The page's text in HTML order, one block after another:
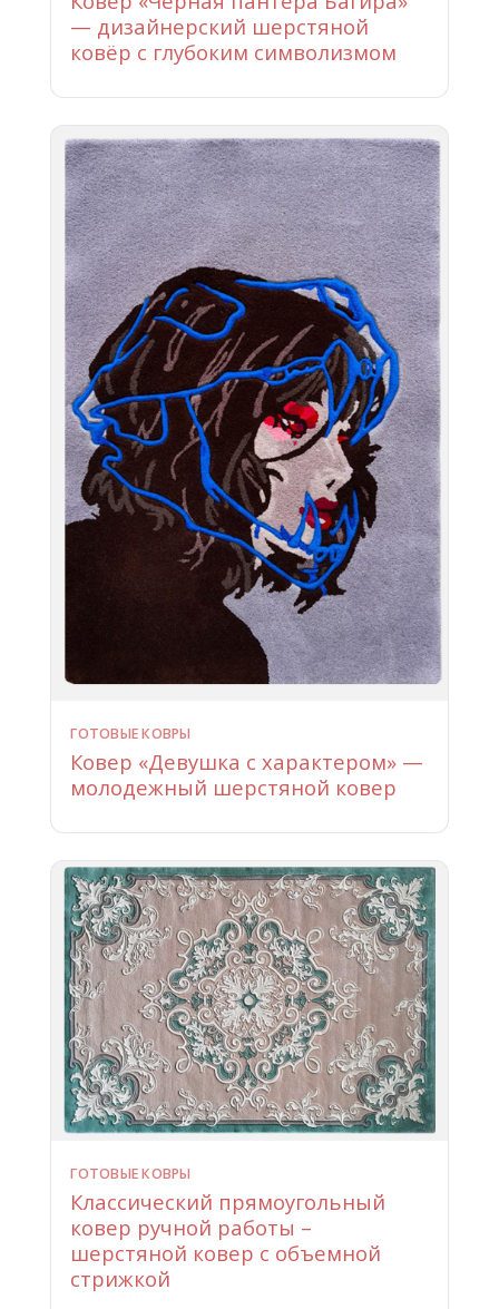
— дизайнерский шерстяной
ковёр с глубоким символизмом
ГОТОВЫЕ КОВРЫ
Ковер «Девушка с характером» —
молодежный шерстяной ковер
ГОТОВЫЕ КОВРЫ
Классический прямоугольный
ковер ручной работы –
шерстяной ковер с объемной
стрижкой